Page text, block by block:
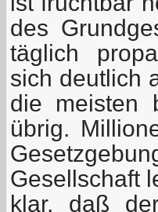
des
täglich
sich deutlich
die meisten
übrig.
Gesellschaft
klar, daß